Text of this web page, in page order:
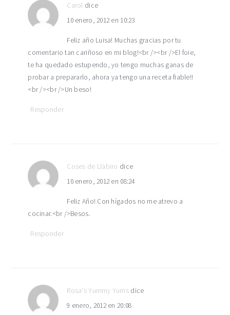
Carol dice
10 enero, 2012 en 10:23
Feliz año Luisa! Muchas gracias por tu
comentario tan cariñoso en mi blog!<br /><br />El foie,
te ha quedado estupendo, yo tengo muchas ganas de
probar a prepararlo, ahora ya tengo una receta fiable!!
<br /><br />Un beso!
Responder
Coses de Llàbiro dice
10 enero, 2012 en 08:24
Feliz Año! Con hígados no me atrevo a
cocinar.<br />Besos.
Responder
Rosa's Yummy Yums dice
9 enero, 2012 en 20:08